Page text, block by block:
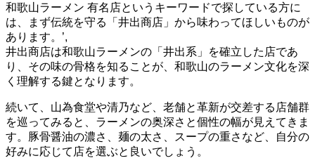
和歌山ラーメン 有名店というキーワードで探している方に
は、まず伝統を守る「井出商店」から味わってほしいものが
あります。’,
井出商店は和歌山ラーメンの「井出系」を確立した店であ
り、その味の骨格を知ることが、和歌山のラーメン文化を深
く理解する鍵となります。
続いて、山為食堂や清乃など、老舗と革新が交差する店舗群
を巡ってみると、ラーメンの奥深さと個性の幅が見えてきま
す。豚骨醤油の濃さ、麺の太さ、スープの重さなど、自分の
好みに応じて店を選ぶと良いでしょう。